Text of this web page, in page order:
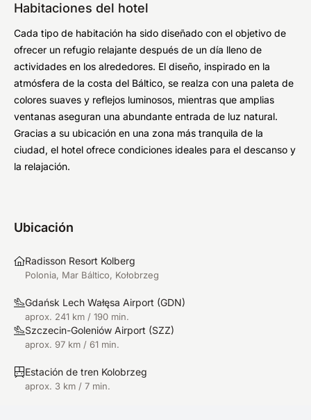
Habitaciones del hotel
Cada tipo de habitación ha sido diseñado con el objetivo de
ofrecer un refugio relajante después de un día lleno de
actividades en los alrededores. El diseño, inspirado en la
atmósfera de la costa del Báltico, se realza con una paleta de
colores suaves y reflejos luminosos, mientras que amplias
ventanas aseguran una abundante entrada de luz natural.
Gracias a su ubicación en una zona más tranquila de la
ciudad, el hotel ofrece condiciones ideales para el descanso y
la relajación.
Ubicación
Radisson Resort Kolberg
Polonia, Mar Báltico, Kołobrzeg
Gdańsk Lech Wałęsa Airport (GDN)
aprox. 241 km / 190 min.
Szczecin-Goleniów Airport (SZZ)
aprox. 97 km / 61 min.
Estación de tren Kolobrzeg
aprox. 3 km / 7 min.